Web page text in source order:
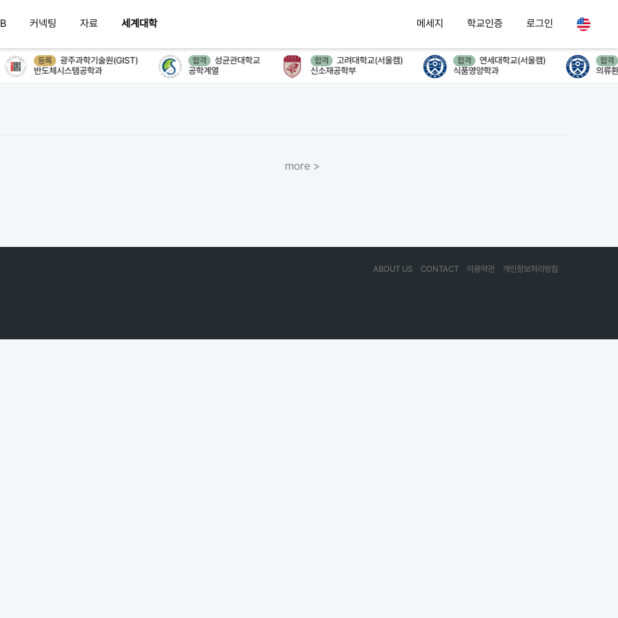
커넥팅 자료 세계대학 메세지 학교인증 로그인
등록
광주과학기술원(GIST)
반도체시스템공학과
합격
성균관대학교
공학계열
합격
고려대학교(서울캠)
신소재공학부
합격
연세대학교(서울캠)
식품영양학과
합격
의류
more >
개인정보처리방침
이용약관
CONTACT
ABOUT US